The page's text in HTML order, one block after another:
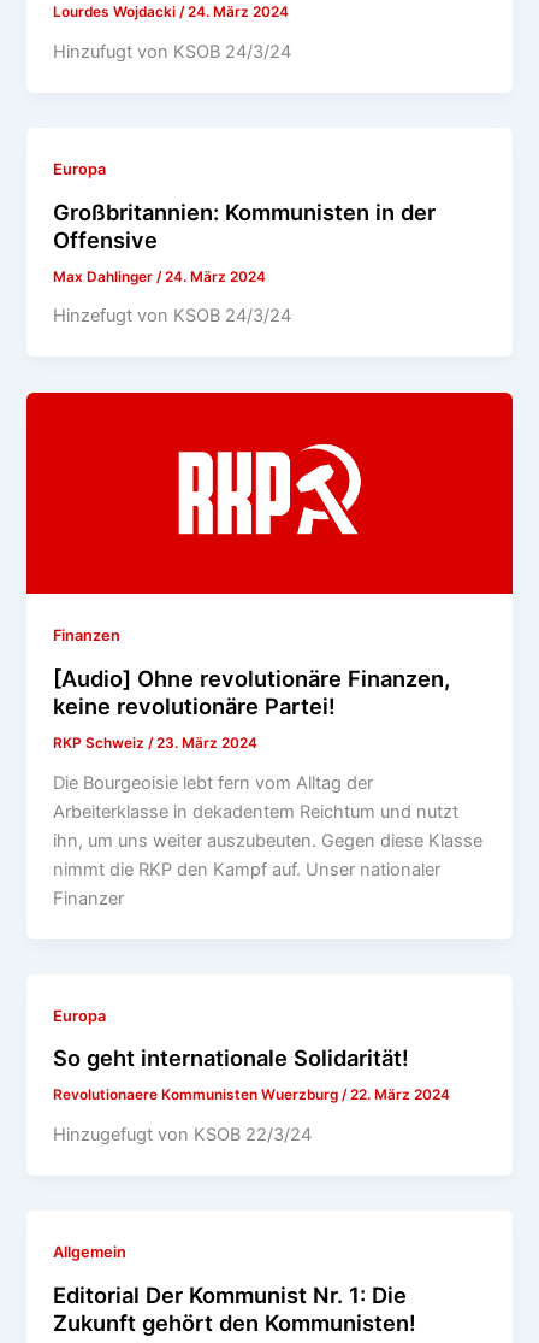
Lourdes Wojdacki/24. März 2024
Hinzufugt von KSOB 24/3/24
Europa
Großbritannien: Kommunisten in der
Offensive
Max Dahlinger /24. März 2024
Hinzefugt von KSOB 24/3/24
Finanzen
[Audio] Ohne revolutionäre Finanzen,
keine revolutionäre Partei!
RKP Schweiz/23. März 2024
Die Bourgeoisie lebt fern vom Alltag der
Arbeiterklasse in dekadentem Reichtum und nutzt
ihn, um uns weiter auszubeuten. Gegen diese Klasse
nimmt die RKP den Kampf auf. Unser nationaler
Finanzer
Europa
So geht internationale Solidarität!
Revolutionaere Kommunisten Wuerzburg/22. März 2024
Hinzugefugt von KSOB 22/3/24
Allgemein
Editorial Der Kommunist Nr. 1: Die
Zukunft gehört den Kommunisten!